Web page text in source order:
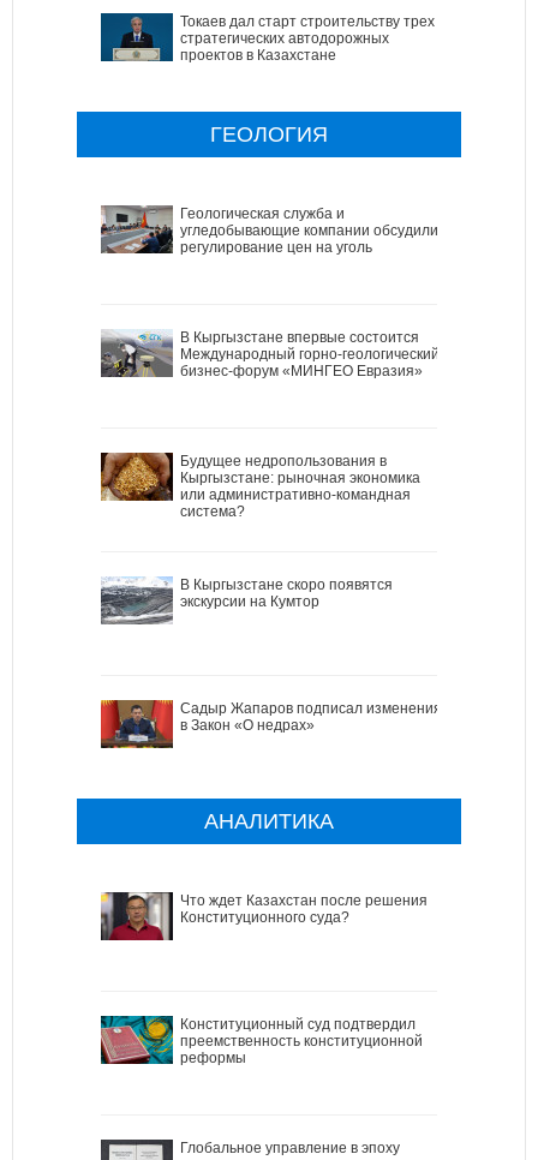
Токаев дал старт строительству трех
стратегических автодорожных
проектов в Казахстане
ГЕОЛОГИЯ
Геологическая служба и
угледобывающие компании обсудили
регулирование цен на уголь
В Кыргызстане впервые состоится
Международный горно-геологический
бизнес-форум «МИНГЕО Евразия»
Будущее недропользования в
Кыргызстане: рыночная экономика
или административно-командная
система?
В Кыргызстане скоро появятся
экскурсии на Кумтор
Садыр Жапаров подписал изменения
в Закон «О недрах»
АНАЛИТИКА
Что ждет Казахстан после решения
Конституционного суда?
Конституционный суд подтвердил
преемственность конституционной
реформы
Глобальное управление в эпоху